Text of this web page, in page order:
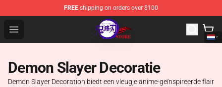
FREE shipping on orders over $100
Open menu
Kimetsu no Yaiba Store - Official Kimetsu no Yaiba
Demon Slayer Decoratie
Demon Slayer Decoration biedt een vleugje anime-geïnspireerde flair